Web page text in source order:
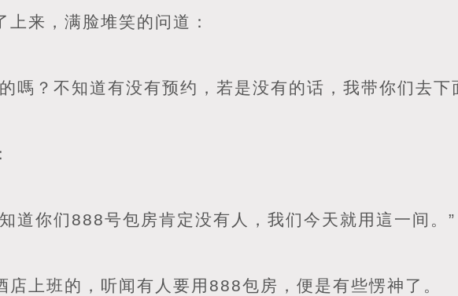
来，满脸堆笑的问道：
嗎？不知道有没有预约，若是没有的话，我带你们去下
道你们888号包房肯定没有人，我们今天就用這一间。”
店上班的，听闻有人要用888包房，便是有些愣神了。